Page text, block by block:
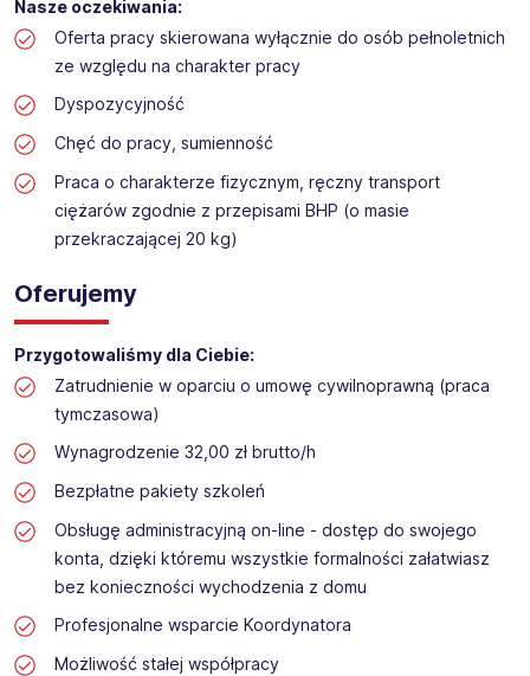
Nasze oczekiwania:
Oferta pracy skierowana wyłącznie do osób pełnoletnich
ze względu na charakter pracy
Dyspozycyjność
Chęć do pracy, sumienność
Praca o charakterze fizycznym, ręczny transport
ciężarów zgodnie z przepisami BHP (o masie
przekraczającej 20 kg)
Oferujemy
Przygotowaliśmy dla Ciebie:
Zatrudnienie w oparciu o umowę cywilnoprawną (praca
tymczasowa)
Wynagrodzenie 32,00 zł brutto/h
Bezpłatne pakiety szkoleń
Obsługę administracyjną on-line - dostęp do swojego
konta, dzięki któremu wszystkie formalności załatwiasz
bez konieczności wychodzenia z domu
Profesjonalne wsparcie Koordynatora
Możliwość stałej współpracy